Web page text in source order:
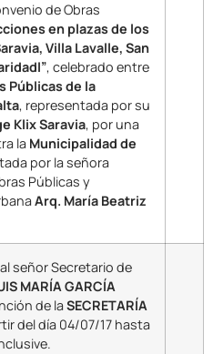
de Obras
en plazas de los
Villa Lavalle, San
, celebrado entre
Públicas de la
, representada por su
Klix Saravia, por una
la Municipalidad de
por la señora
Públicas y
Arq. María Beatriz
al señor Secretario de
MARÍA GARCÍA
de laSECRETARÍA
del día 04/07/17 hasta